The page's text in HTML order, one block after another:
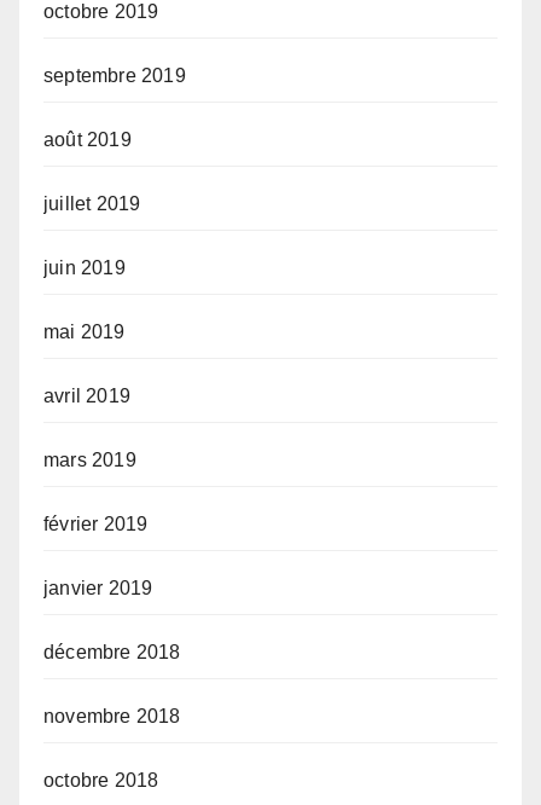
octobre 2019
septembre 2019
août 2019
juillet 2019
juin 2019
mai 2019
avril 2019
mars 2019
février 2019
janvier 2019
décembre 2018
novembre 2018
octobre 2018